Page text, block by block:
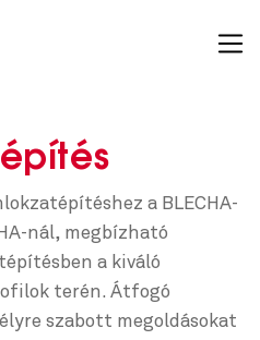
a BLECHA-
nál, megbízható
a kiváló
terén. Átfogó
szabott megoldásokat